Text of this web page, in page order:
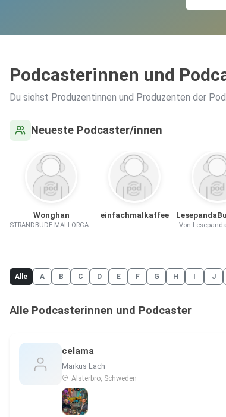
Podcasterinnen und
Du siehst Produzentinnen und Produzenten der
Neueste Podcaster/innen
Wonghan
STRANDBUDE MALLORCA...
einfachmalkaffee
Von
Alle A B C D E F G H J
Alle Podcasterinnen und Podcaster
celama
Markus Lach
Alsterbro, Schweden